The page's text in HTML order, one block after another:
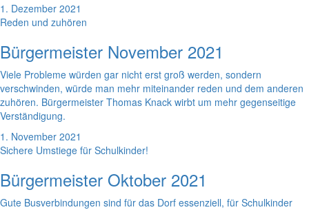
1. Dezember 2021
Reden und zuhören
Bürgermeister November 2021
Viele Probleme würden gar nicht erst groß werden, sondern
verschwinden, würde man mehr miteinander reden und dem anderen
zuhören. Bürgermeister Thomas Knack wirbt um mehr gegenseitige
Verständigung.
1. November 2021
Sichere Umstiege für Schulkinder!
Bürgermeister Oktober 2021
Gute Busverbindungen sind für das Dorf essenziell, für Schulkinder